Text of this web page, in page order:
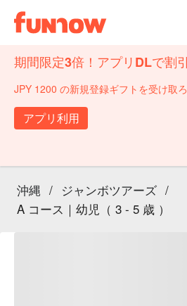
期間限定3倍！アプリDLで割
JPY 1200 の新規登録ギフトを受け取ろ
アプリ利用
沖縄 / ジャンボツアーズ /
A コース｜幼児（ 3 - 5 歳 ）